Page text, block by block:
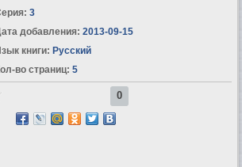
3
добавления: 2013-09-15
книги: Русский
во страниц: 5
0